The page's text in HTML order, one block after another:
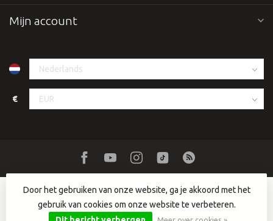
Mijn account
€
© Copyright 2026 Dutch DJ Equipment- Powered byLightspeed
Lightspeed designby Dyvelopment
Door het gebruiken van onze website, ga je akkoord met het
gebruik van cookies om onze website te verbeteren.